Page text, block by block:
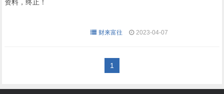
财来富往 2023-04-07
1